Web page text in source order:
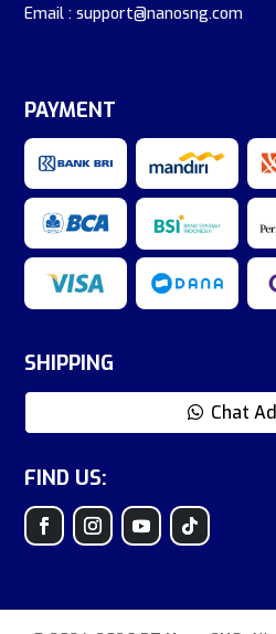
Email : support@nanosng.com
PAYMENT
SHIPPING
Chat
FIND US: